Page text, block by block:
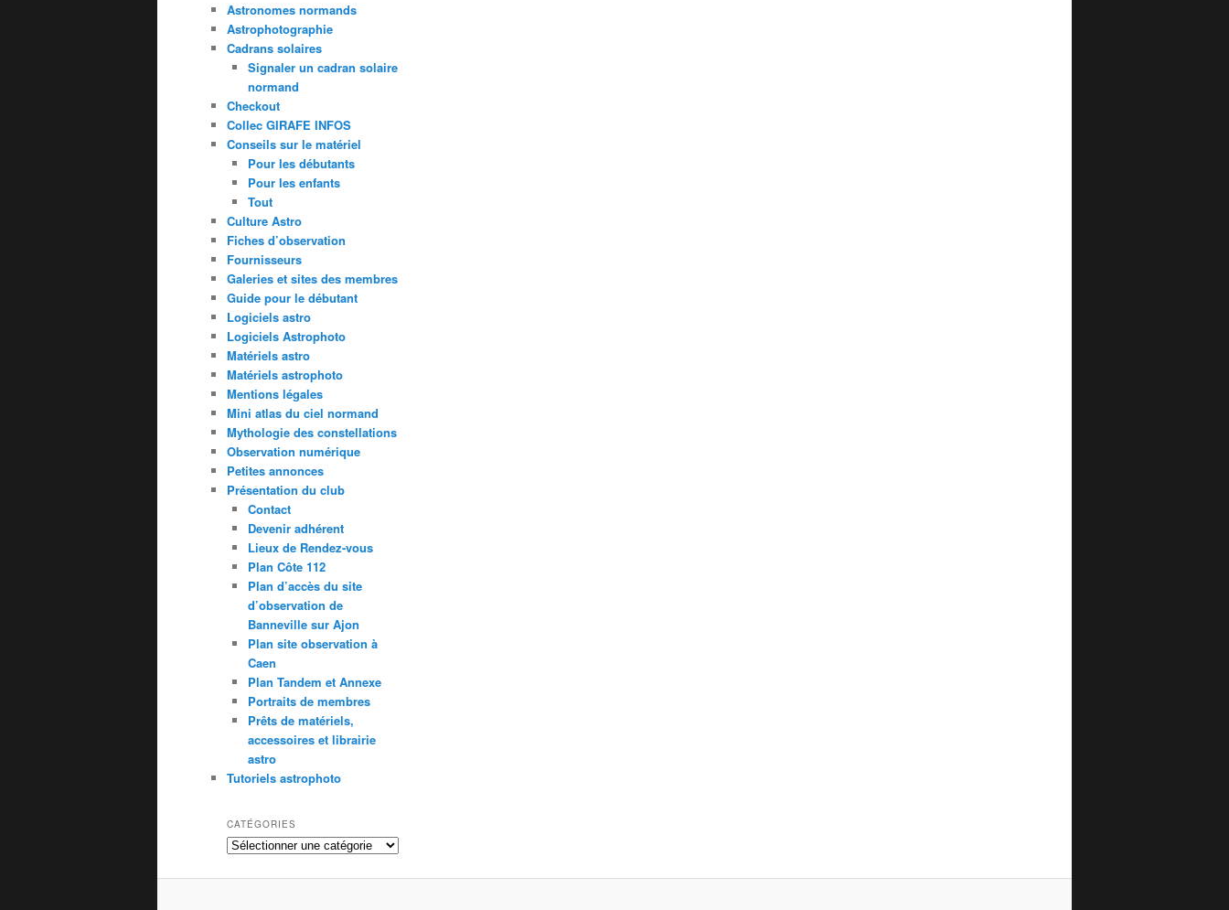
Astronomes normands
Astrophotographie
Cadrans solaires
Signaler un cadran solaire
normand
Checkout
Collec GIRAFE INFOS
Conseils sur le matériel
Pour les débutants
Pour les enfants
Tout
Culture Astro
Fiches d’observation
Fournisseurs
Galeries et sites des membres
Guide pour le débutant
Logiciels astro
Logiciels Astrophoto
Matériels astro
Matériels astrophoto
Mentions légales
Mini atlas du ciel normand
Mythologie des constellations
Observation numérique
Petites annonces
Présentation du club
Contact
Devenir adhérent
Lieux de Rendez-vous
Plan Côte 112
Plan d’accès du site
d’observation de
Banneville sur Ajon
Plan site observation à
Caen
Plan Tandem et Annexe
Portraits de membres
Prêts de matériels,
accessoires et librairie
astro
Tutoriels astrophoto
CATÉGORIES
Catégories